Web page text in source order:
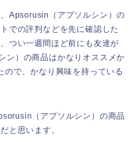
Apsorusin（アプソルシン）の
での評判などを先に確認した
つい一週間ほど前にも友達が
ン）の商品はかなりオススメか
ので、かなり興味を持っている
（アプソルシン）の商品
と思います。